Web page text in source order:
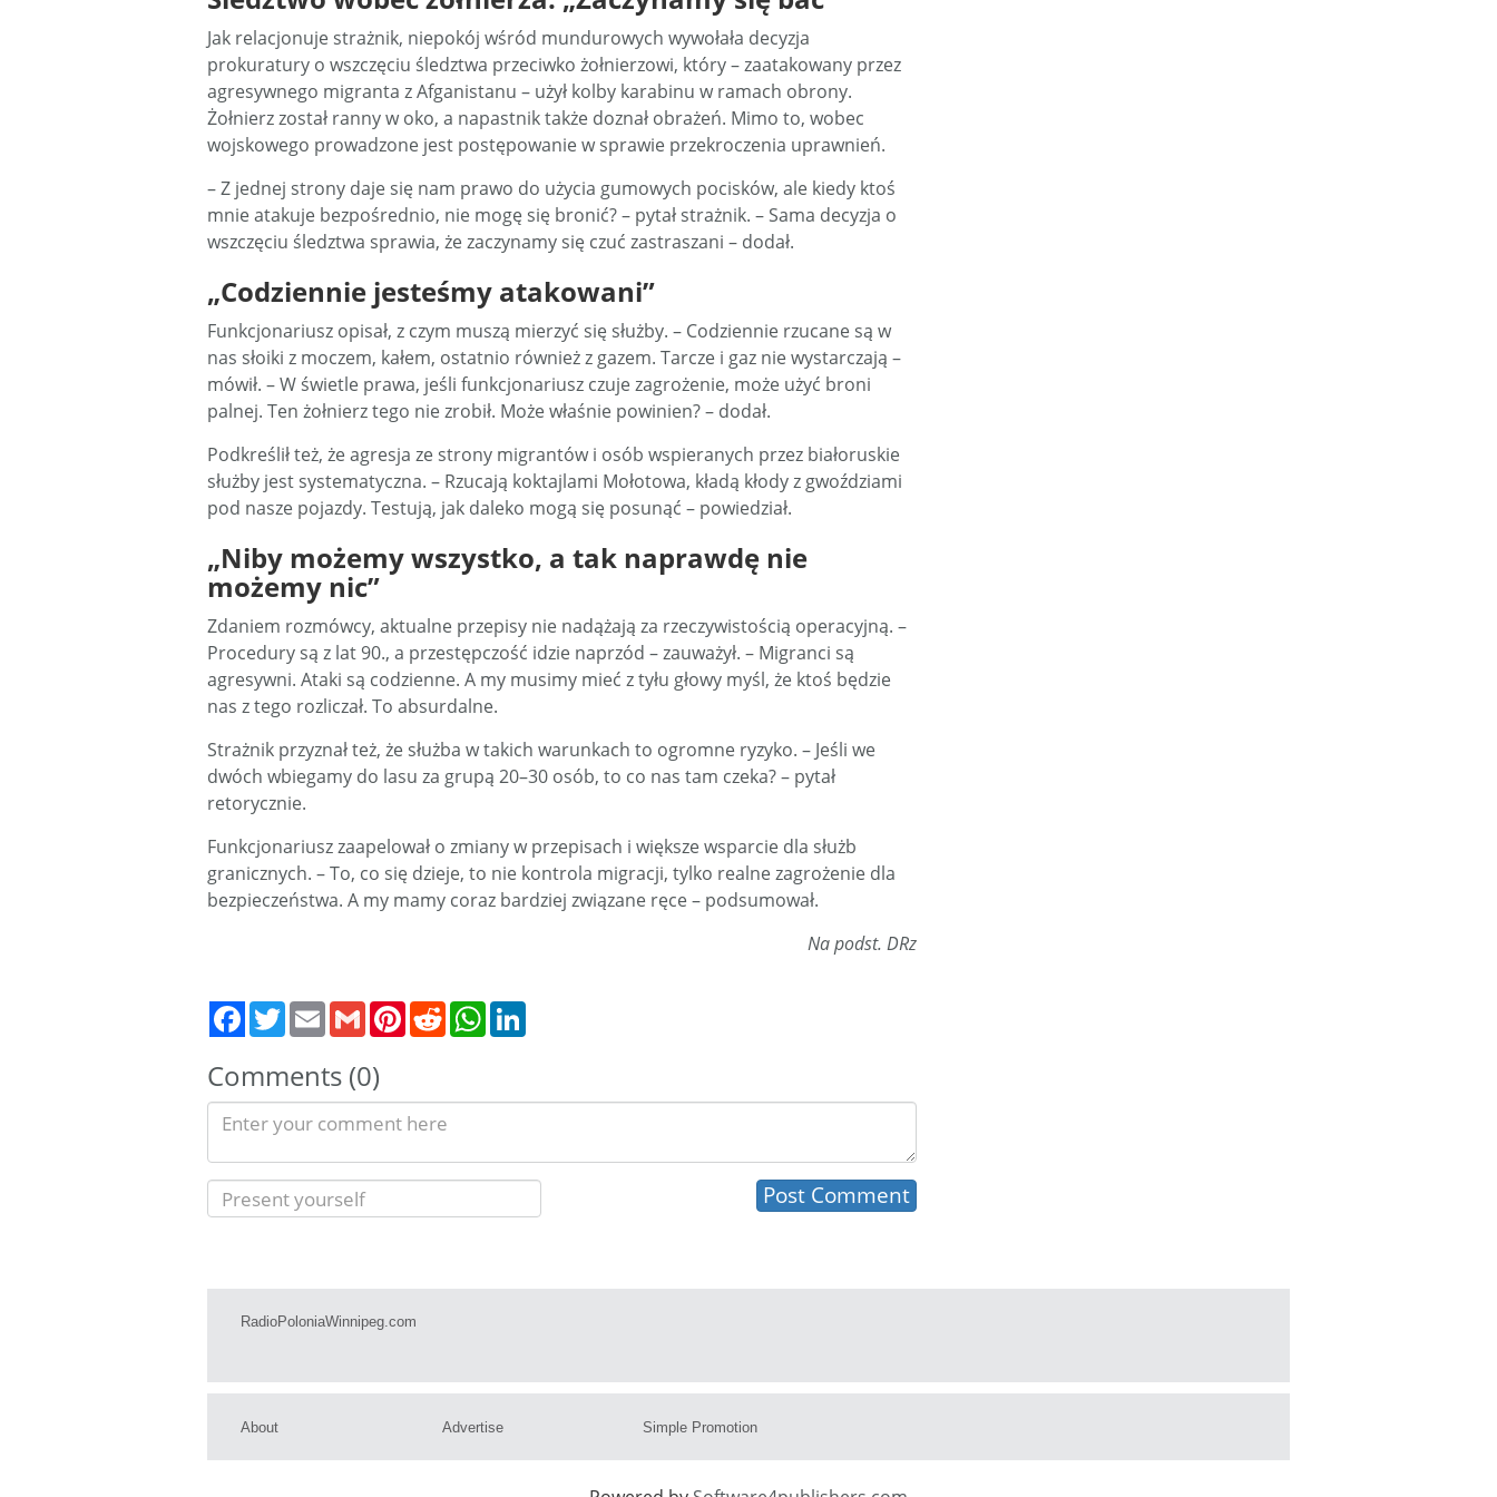
Jak relacjonuje strażnik, niepokój wśród mundurowych wywołała decyzja
prokuratury o wszczęciu śledztwa przeciwko żołnierzowi, który – zaatakowany przez
agresywnego migranta z Afganistanu – użył kolby karabinu w ramach obrony.
Żołnierz został ranny w oko, a napastnik także doznał obrażeń. Mimo to, wobec
wojskowego prowadzone jest postępowanie w sprawie przekroczenia uprawnień.
– Z jednej strony daje się nam prawo do użycia gumowych pocisków, ale kiedy ktoś
mnie atakuje bezpośrednio, nie mogę się bronić? – pytał strażnik. – Sama decyzja o
wszczęciu śledztwa sprawia, że zaczynamy się czuć zastraszani – dodał.
„Codziennie jesteśmy atakowani”
Funkcjonariusz opisał, z czym muszą mierzyć się służby. – Codziennie rzucane są w
nas słoiki z moczem, kałem, ostatnio również z gazem. Tarcze i gaz nie wystarczają –
mówił. – W świetle prawa, jeśli funkcjonariusz czuje zagrożenie, może użyć broni
palnej. Ten żołnierz tego nie zrobił. Może właśnie powinien? – dodał.
Podkreślił też, że agresja ze strony migrantów i osób wspieranych przez białoruskie
służby jest systematyczna. – Rzucają koktajlami Mołotowa, kładą kłody z gwoździami
pod nasze pojazdy. Testują, jak daleko mogą się posunąć – powiedział.
„Niby możemy wszystko, a tak naprawdę nie
możemy nic”
Zdaniem rozmówcy, aktualne przepisy nie nadążają za rzeczywistością operacyjną. –
Procedury są z lat 90., a przestępczość idzie naprzód – zauważył. – Migranci są
agresywni. Ataki są codzienne. A my musimy mieć z tyłu głowy myśl, że ktoś będzie
nas z tego rozliczał. To absurdalne.
Strażnik przyznał też, że służba w takich warunkach to ogromne ryzyko. – Jeśli we
dwóch wbiegamy do lasu za grupą 20–30 osób, to co nas tam czeka? – pytał
retorycznie.
Funkcjonariusz zaapelował o zmiany w przepisach i większe wsparcie dla służb
granicznych. – To, co się dzieje, to nie kontrola migracji, tylko realne zagrożenie dla
bezpieczeństwa. A my mamy coraz bardziej związane ręce – podsumował.
Na podst. DRz
TwitterEmail Gmail PinterestRedditWhatsApp
Comments (0)
RadioPoloniaWinnipeg.com
About Advertise Simple Promotion